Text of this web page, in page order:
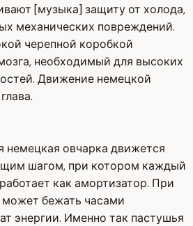
[музыка] защиту от холода,
механических повреждений.
черепной коробкой
необходимый для высоких
Движение немецкой
немецкая овчарка движется
шагом, при котором каждый
как амортизатор. При
бежать часами
энергии. Именно так пастушья